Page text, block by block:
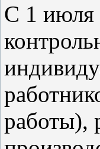
С 1 июля
работы),